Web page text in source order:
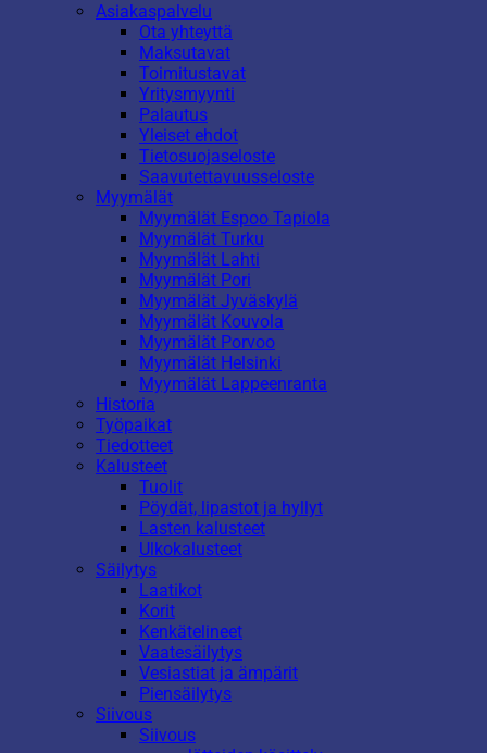
Asiakaspalvelu
Ota yhteyttä
Maksutavat
Toimitustavat
Yritysmyynti
Palautus
Yleiset ehdot
Tietosuojaseloste
Saavutettavuusseloste
Myymälät
Myymälät Espoo Tapiola
Myymälät Turku
Myymälät Lahti
Myymälät Pori
Myymälät Jyväskylä
Myymälät Kouvola
Myymälät Porvoo
Myymälät Helsinki
Myymälät Lappeenranta
Historia
Työpaikat
Tiedotteet
Kalusteet
Tuolit
Pöydät, lipastot ja hyllyt
Lasten kalusteet
Ulkokalusteet
Säilytys
Laatikot
Korit
Kenkätelineet
Vaatesäilytys
Vesiastiat ja ämpärit
Piensäilytys
Siivous
Siivous